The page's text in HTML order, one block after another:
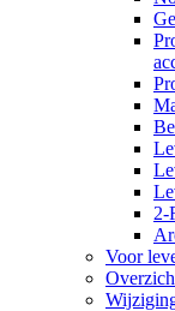
2-
Voor